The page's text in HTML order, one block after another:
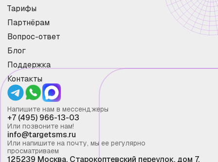
Тарифы
Партнёрам
Вопрос-ответ
Блог
Поддержка
Контакты
Напишите нам в мессенджеры
+7 (495) 966-13-03
Или позвоните нам!
info@targetsms.ru
Или напишите на почту, мы ее регулярно
просматриваем
125239 Москва, Старокоптевский переулок, дом 7,